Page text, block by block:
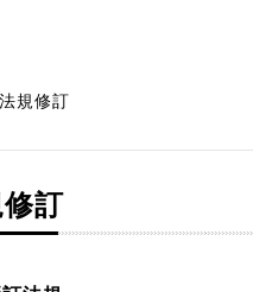
規修訂
訂